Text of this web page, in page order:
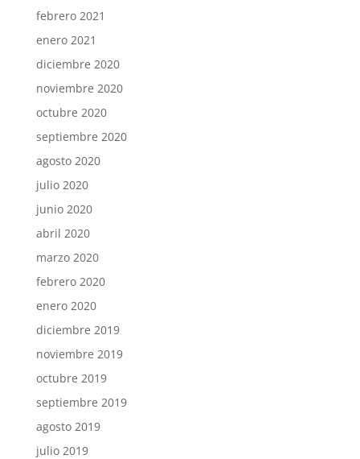
febrero 2021
enero 2021
diciembre 2020
noviembre 2020
octubre 2020
septiembre 2020
agosto 2020
julio 2020
junio 2020
abril 2020
marzo 2020
febrero 2020
enero 2020
diciembre 2019
noviembre 2019
octubre 2019
septiembre 2019
agosto 2019
julio 2019